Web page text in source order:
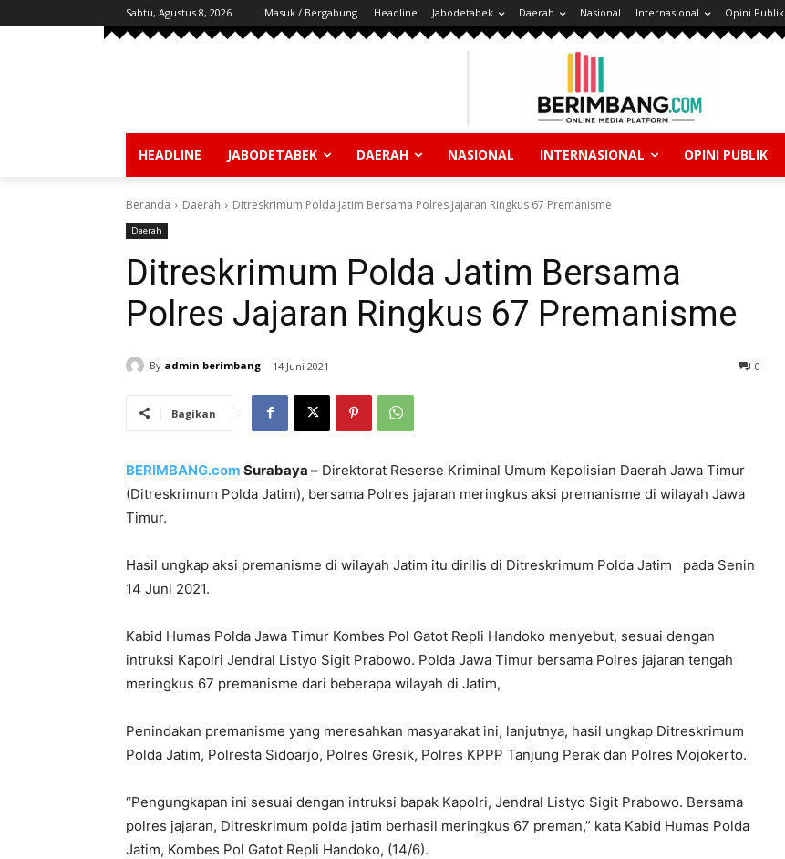
Sabtu, Agustus 8, 2026 Masuk / Bergabung Headline Jabodetabek Daerah Nasional Internasional Opini Publik
HEADLINE JABODETABEK DAERAH NASIONAL INTERNASIONAL OPINI PUBLIK
Beranda Daerah Ditreskrimum Polda Jatim Bersama Polres Jajaran Ringkus 67 Premanisme
Daerah
Ditreskrimum Polda Jatim Bersama
Polres Jajaran Ringkus 67 Premanisme
By admin berimbang 14 Juni 2021 0
Bagikan
BERIMBANG.com Surabaya – Direktorat Reserse Kriminal Umum Kepolisian Daerah Jawa Timur
(Ditreskrimum Polda Jatim), bersama Polres jajaran meringkus aksi premanisme di wilayah Jawa
Timur.
Hasil ungkap aksi premanisme di wilayah Jatim itu dirilis di Ditreskrimum Polda Jatim pada Senin
14 Juni 2021.
Kabid Humas Polda Jawa Timur Kombes Pol Gatot Repli Handoko menyebut, sesuai dengan
intruksi Kapolri Jendral Listyo Sigit Prabowo. Polda Jawa Timur bersama Polres jajaran tengah
meringkus 67 premanisme dari beberapa wilayah di Jatim,
Penindakan premanisme yang meresahkan masyarakat ini, lanjutnya, hasil ungkap Ditreskrimum
Polda Jatim, Polresta Sidoarjo, Polres Gresik, Polres KPPP Tanjung Perak dan Polres Mojokerto.
“Pengungkapan ini sesuai dengan intruksi bapak Kapolri, Jendral Listyo Sigit Prabowo. Bersama
polres jajaran, Ditreskrimum polda jatim berhasil meringkus 67 preman,” kata Kabid Humas Polda
Jatim, Kombes Pol Gatot Repli Handoko, (14/6).